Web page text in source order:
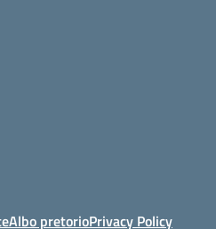
Albo pretorioPrivacy Policy